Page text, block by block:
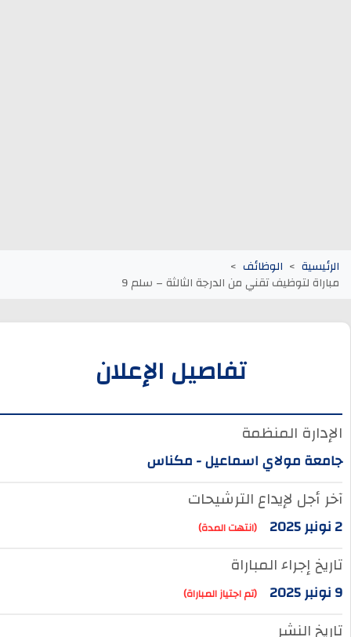
الرئيسية الوظائف
مباراة لتوظيف تقني من الدرجة الثالثة – سلم 9
تفاصيل الإعلان
الإدارة المنظمة
جامعة مولاي اسماعيل - مكناس
آخر أجل لإيداع الترشيحات
(انتهت المدة)
تاريخ إجراء المباراة
(تم اجتياز المباراة)
تاريخ النشر